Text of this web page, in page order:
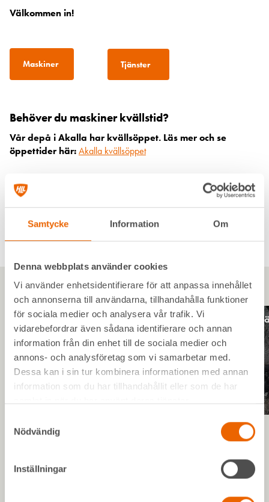
Samtycke Information Om
Denna webbplats använder cookies
Vi använder enhetsidentifierare för att anpassa innehållet
och annonserna till användarna, tillhandahålla funktioner
för sociala medier och analysera vår trafik. Vi
vidarebefordrar även sådana identifierare och annan
information från din enhet till de sociala medier och
annons- och analysföretag som vi samarbetar med.
Dessa kan i sin tur kombinera informationen med annan
information som du har tillhandahållit eller som de har
Nödvändig
Inställningar
Välkommen in!
Maskiner Tjänster
Behöver du maskiner kvällstid?
Vår depå i Akalla har kvällsöppet. Läs mer och se
öppettider här: Akalla kvällsöppet
Måndag-Fredag:
06:00–16:00
Lördag-Söndag:
Stängt
Maskiner - redo att göra jobbet
Hos oss kan du hyra maskiner från marknadens ledande
leverantörer, alltid med möjlighet att få dem utkörda till
den plats där du behöver dem.